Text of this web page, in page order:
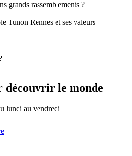
grands rassemblements ?
Tunon Rennes et ses valeurs
découvrir le monde
lundi au vendredi